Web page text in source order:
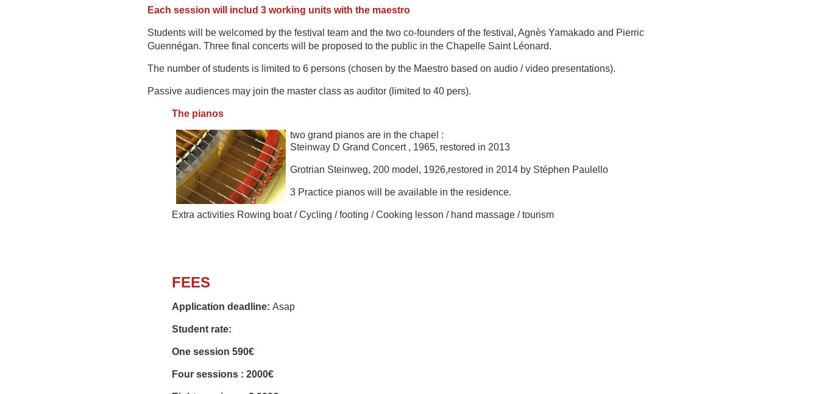
Each session will includ 3 working units with the maestro
Students will be welcomed by the festival team and the two co-founders of the festival, Agnès Yamakado and Pierric
Guennégan. Three final concerts will be proposed to the public in the Chapelle Saint Léonard.
The number of students is limited to 6 persons (chosen by the Maestro based on audio / video presentations).
Passive audiences may join the master class as auditor (limited to 40 pers).
The pianos
two grand pianos are in the chapel :
Steinway D Grand Concert , 1965, restored in 2013
Grotrian Steinweg, 200 model, 1926,restored in 2014 by Stéphen Paulello
3 Practice pianos will be available in the residence.
Extra activities Rowing boat /Cycling / footing / Cooking lesson / hand massage /tourism
FEES
Application deadline: Asap
Student rate:
One session 590€
Four sessions : 2000€